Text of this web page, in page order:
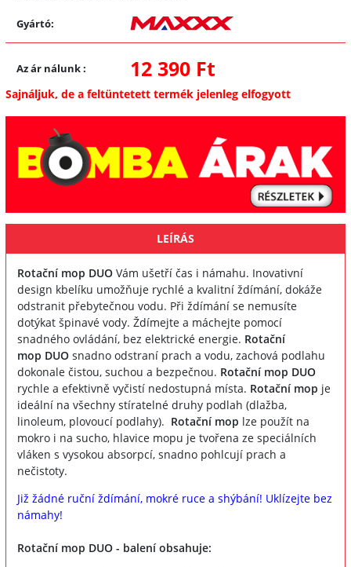
Gyártó:
Az ár nálunk: 12 390 Ft
Sajnáljuk, de a feltüntetett termék jelenleg elfogyott
LEÍRÁS
Rotační mop DUO Vám ušetří čas i námahu. Inovativní
design kbelíku umožňuje rychlé a kvalitní ždímání, dokáže
odstranit přebytečnou vodu. Při ždímání se nemusíte
dotýkat špinavé vody. Ždímejte a máchejte pomocí
snadného ovládání, bez elektrické energie. Rotační
mop DUO snadno odstraní prach a vodu, zachová podlahu
dokonale čistou, suchou a bezpečnou. Rotační mop DUO
rychle a efektivně vyčistí nedostupná místa. Rotační mop je
ideální na všechny stíratelné druhy podlah (dlažba,
linoleum, plovoucí podlahy). Rotační mop lze použít na
mokro i na sucho, hlavice mopu je tvořena ze speciálních
vláken s vysokou absorpcí, snadno pohlcují prach a
nečistoty.
Již žádné ruční ždímání, mokré ruce a shýbání! Uklízejte bez
námahy!
Rotační mop DUO - balení obsahuje: